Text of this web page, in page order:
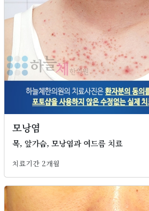
모낭염
목, 앞가슴, 모낭염과 여드름 치료
치료기간 2개월